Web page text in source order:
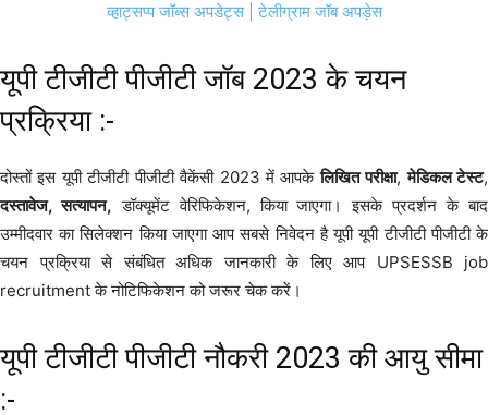
व्हाट्सप्प जॉब्स अपडेट्स | टेलीग्राम जॉब अपड़ेस
यूपी टीजीटी पीजीटी जॉब 2023 के चयन
प्रक्रिया :-
दोस्तों इस यूपी टीजीटी पीजीटी वैकेंसी 2023 में आपकेलिखित परीक्षा,मेडिकल टेस्ट,
दस्तावेज, सत्यापन, डॉक्यूमेंट वेरिफिकेशन, किया जाएगा। इसके प्रदर्शन के बाद
उम्मीदवार का सिलेक्शन किया जाएगा आप सबसे निवेदन है यूपी यूपी टीजीटी पीजीटी के
चयन प्रक्रिया से संबंधित अधिक जानकारी के लिए आप UPSESSB job
recruitment के नोटिफिकेशन को जरूर चेक करें।
यूपी टीजीटी पीजीटी नौकरी 2023 की आयु सीमा
:-